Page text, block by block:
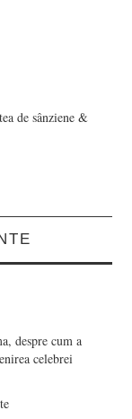
de sânziene &
despre cum a
celebrei